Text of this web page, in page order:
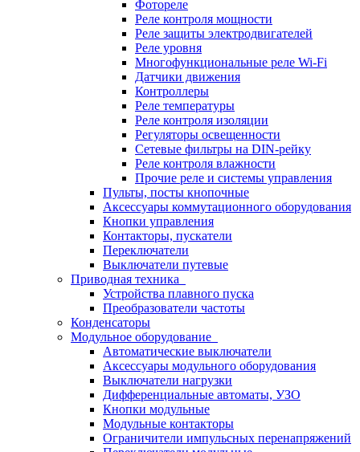
Фотореле
Реле контроля мощности
Реле защиты электродвигателей
Реле уровня
Многофункциональные реле Wi-Fi
Датчики движения
Контроллеры
Реле температуры
Реле контроля изоляции
Регуляторы освещенности
Сетевые фильтры на DIN-рейку
Реле контроля влажности
Прочие реле и системы управления
Пульты, посты кнопочные
Аксессуары коммутационного оборудования
Кнопки управления
Контакторы, пускатели
Переключатели
Выключатели путевые
Приводная техника
Устройства плавного пуска
Преобразователи частоты
Конденсаторы
Модульное оборудование
Автоматические выключатели
Аксессуары модульного оборудования
Выключатели нагрузки
Дифференциальные автоматы, УЗО
Кнопки модульные
Модульные контакторы
Ограничители импульсных перенапряжений